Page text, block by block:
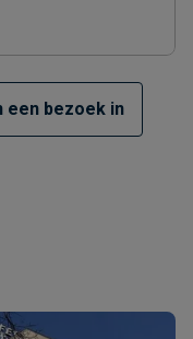
een bezoek in